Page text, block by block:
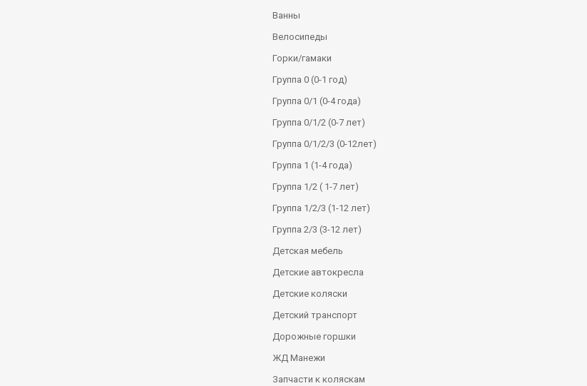
Ванны
Велосипеды
Горки/гамаки
Группа 0 (0-1 год)
Группа 0/1 (0-4 года)
Группа 0/1/2 (0-7 лет)
Группа 0/1/2/3 (0-12лет)
Группа 1 (1-4 года)
Группа 1/2 ( 1-7 лет)
Группа 1/2/3 (1-12 лет)
Группа 2/3 (3-12 лет)
Детская мебель
Детские автокресла
Детские коляски
Детский транспорт
Дорожные горшки
ЖД Манежи
Запчасти к коляскам